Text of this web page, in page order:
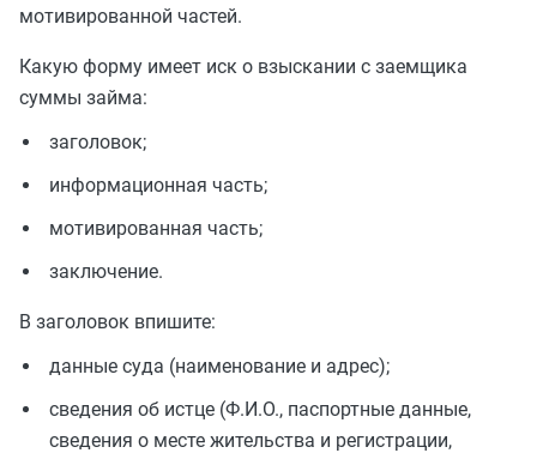
мотивированной частей.
Какую форму имеет иск о взыскании с заемщика
суммы займа:
заголовок;
информационная часть;
мотивированная часть;
заключение.
В заголовок впишите:
данные суда (наименование и адрес);
сведения об истце (Ф.И.О., паспортные данные,
сведения о месте жительства и регистрации,